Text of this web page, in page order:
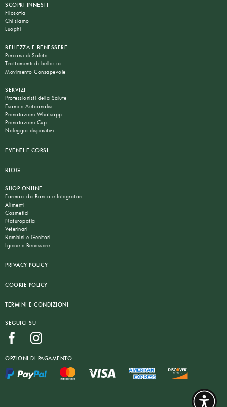
SCOPRI INNESTI
Filosofia
Chi siamo
Luoghi
BELLEZZA E BENESSERE
Percorsi di Salute
Trattamenti di bellezza
Movimento Consapevole
SERVIZI
Professionisti della Salute
Esami e Autoanalisi
Prenotazioni Whatsapp
Prenotazioni Cup
Noleggio dispositivi
EVENTI E CORSI
BLOG
SHOP ONLINE
Farmaci da Banco e Integratori
Alimenti
Cosmetici
Naturopatia
Veterinari
Bambini e Genitori
Igiene e Benessere
PRIVACY POLICY
COOKIE POLICY
TERMINI E CONDIZIONI
SEGUICI SU
OPZIONI DI PAGAMENTO